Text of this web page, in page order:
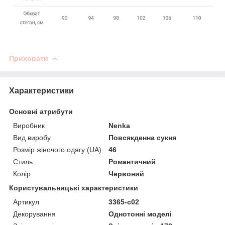
Приховати
Характеристики
Основні атрибути
Виробник
Nenka
Вид виробу
Повсякденна сукня
Розмір жіночого одягу (UA)
46
Стиль
Романтичний
Колір
Червоний
Користувальницькі характеристики
Артикул
3365-c02
Декорування
Однотонні моделі